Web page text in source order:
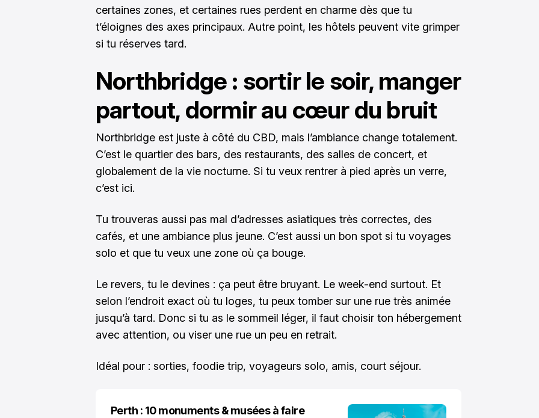
certaines zones, et certaines rues perdent en charme dès que tu
t’éloignes des axes principaux. Autre point, les hôtels peuvent vite grimper
si tu réserves tard.
Northbridge : sortir le soir, manger
partout, dormir au cœur du bruit
Northbridge est juste à côté du CBD, mais l’ambiance change totalement.
C’est le quartier des bars, des restaurants, des salles de concert, et
globalement de la vie nocturne. Si tu veux rentrer à pied après un verre,
c’est ici.
Tu trouveras aussi pas mal d’adresses asiatiques très correctes, des
cafés, et une ambiance plus jeune. C’est aussi un bon spot si tu voyages
solo et que tu veux une zone où ça bouge.
Le revers, tu le devines : ça peut être bruyant. Le week-end surtout. Et
selon l’endroit exact où tu loges, tu peux tomber sur une rue très animée
jusqu’à tard. Donc si tu as le sommeil léger, il faut choisir ton hébergement
avec attention, ou viser une rue un peu en retrait.
Idéal pour : sorties, foodie trip, voyageurs solo, amis, court séjour.
Perth : 10 monuments & musées à faire